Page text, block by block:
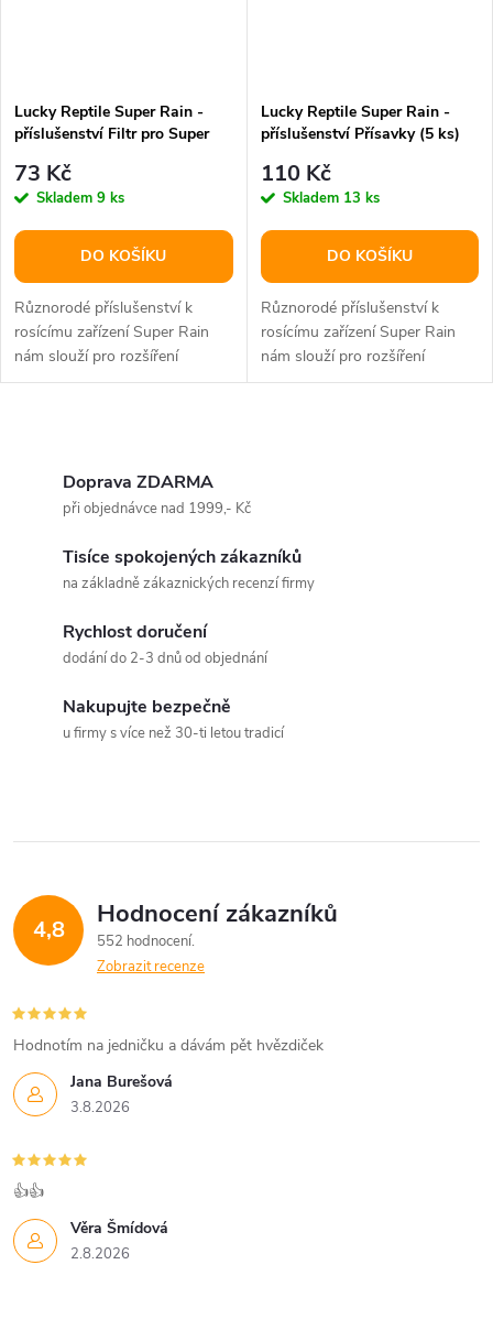
Lucky Reptile Super Rain -
příslušenství Filtr pro Super
73 Kč
Skladem 9 ks
DO KOŠÍKU
Různorodé příslušenství k
rosícímu zařízení Super Rain
nám slouží pro rozšíření
systému a pro výměnu
Lucky Reptile Super Rain -
příslušenství Přísavky (5 ks)
110 Kč
Skladem 13 ks
DO KOŠÍKU
Různorodé příslušenství k
rosícímu zařízení Super Rain
nám slouží pro rozšíření
systému a pro výměnu
r
v
k
v
ý
p
i
s
u
Doprava ZDARMA
při objednávce nad 1999,- Kč
Tisíce spokojených zákazníků
na základně zákaznických recenzí firmy
Rychlost doručení
dodání do 2-3 dnů od objednání
Nakupujte bezpečně
u firmy s více než 30-ti letou tradicí
4,8 Hodnocení zákazníků
552 hodnocení
Zobrazit recenze
Jana Burešová
3.8.2026
Hodnotím na jedničku a dávám pět hvězdiček
Věra Šmídová
2.8.2026
👍👍